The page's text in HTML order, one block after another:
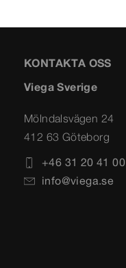
KONTAKTA OSS
Viega Sverige
Mölndalsvägen 24
412 63 Göteborg
+46 31 20 41 00
info@viega.se